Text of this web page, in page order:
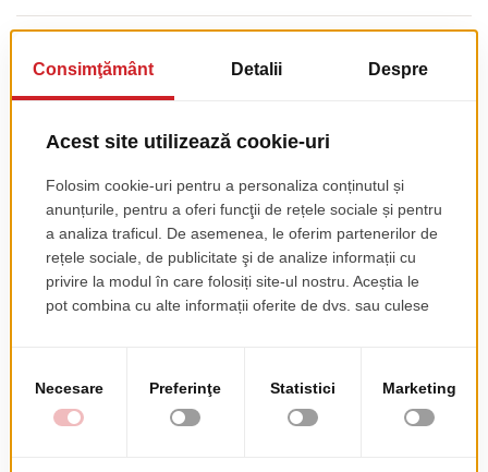
Acest produs nu are recenzii încă. Fii primul!
Recenzia ta
RATING
★ ★ ★★
PSEUDONIM
REZUMAT RECENZIE